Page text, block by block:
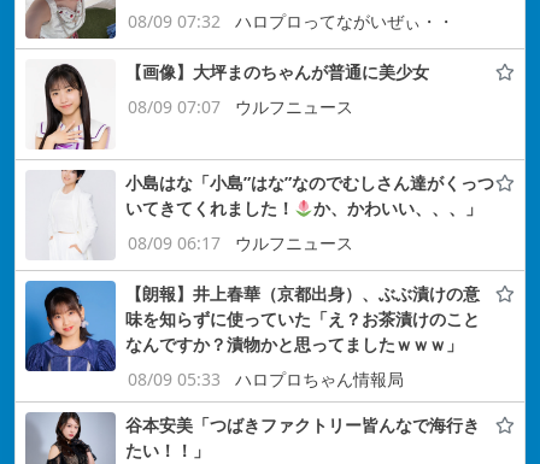
08/09 07:32
ハロプロってながいぜぃ・・
【画像】大坪まのちゃんが普通に美少女
08/09 07:07
ウルフニュース
小島はな「小島”はな”なのでむしさん達がくっつ
いてきてくれました！
か、かわいい、、、」
08/09 06:17
ウルフニュース
【朗報】井上春華（京都出身）、ぶぶ漬けの意
味を知らずに使っていた「え？お茶漬けのこと
なんですか？漬物かと思ってましたｗｗｗ」
08/09 05:33
ハロプロちゃん情報局
谷本安美「つばきファクトリー皆んなで海行き
たい！！」